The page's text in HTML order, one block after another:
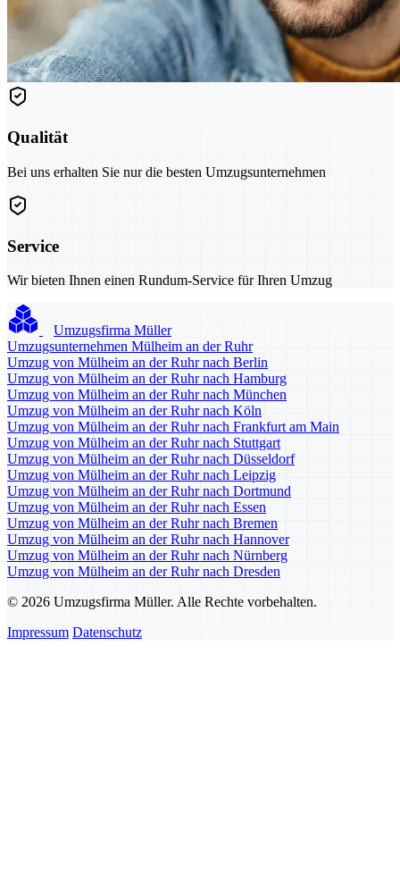
Qualität
Bei uns erhalten Sie nur die besten Umzugsunternehmen
Service
Wir bieten Ihnen einen Rundum-Service für Ihren Umzug
Umzugsfirma Müller
Umzugsunternehmen Mülheim an der Ruhr
Umzug von Mülheim an der Ruhr nach Berlin
Umzug von Mülheim an der Ruhr nach Hamburg
Umzug von Mülheim an der Ruhr nach München
Umzug von Mülheim an der Ruhr nach Köln
Umzug von Mülheim an der Ruhr nach Frankfurt am Main
Umzug von Mülheim an der Ruhr nach Stuttgart
Umzug von Mülheim an der Ruhr nach Düsseldorf
Umzug von Mülheim an der Ruhr nach Leipzig
Umzug von Mülheim an der Ruhr nach Dortmund
Umzug von Mülheim an der Ruhr nach Essen
Umzug von Mülheim an der Ruhr nach Bremen
Umzug von Mülheim an der Ruhr nach Hannover
Umzug von Mülheim an der Ruhr nach Nürnberg
Umzug von Mülheim an der Ruhr nach Dresden
© 2026 Umzugsfirma Müller. Alle Rechte vorbehalten.
Impressum Datenschutz